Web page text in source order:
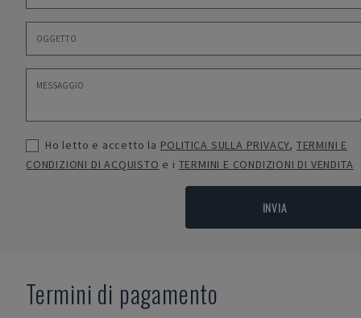
Ho letto e accetto la POLITICA SULLA PRIVACY, TERMINI E
CONDIZIONI DI ACQUISTO e i TERMINI E CONDIZIONI DI VENDITA
INVIA
Termini di pagamento